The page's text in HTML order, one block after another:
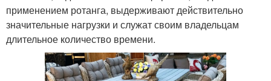
применением ротанга, выдерживают действительно
значительные нагрузки и служат своим владельцам
длительное количество времени.